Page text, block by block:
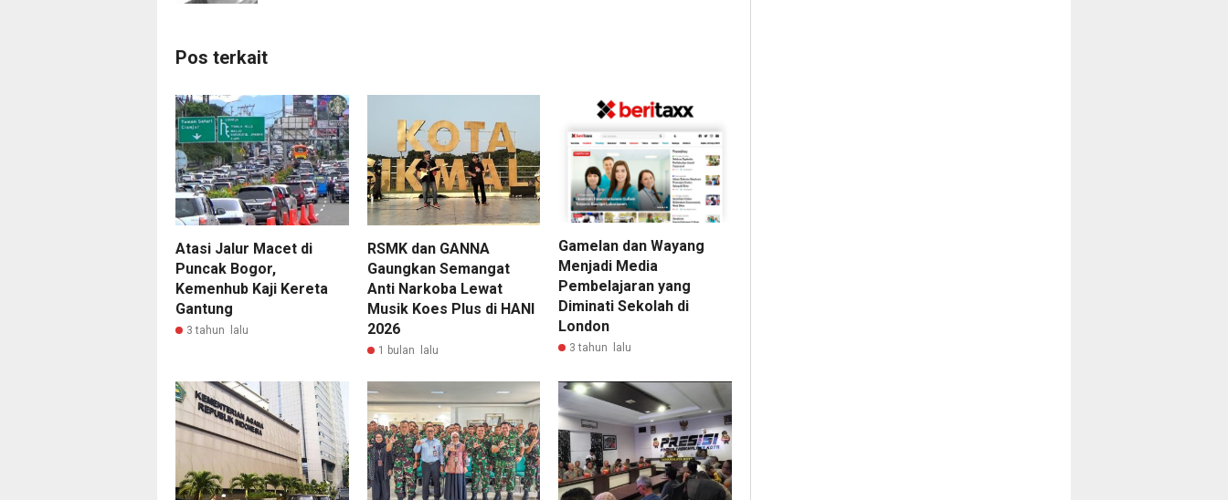
Pos terkait
Atasi Jalur Macet di
Puncak Bogor,
Kemenhub Kaji Kereta
Gantung
3 tahun lalu
RSMK dan GANNA
Gaungkan Semangat
Anti Narkoba Lewat
Musik Koes Plus di HANI
2026
1 bulan lalu
Gamelan dan Wayang
Menjadi Media
Pembelajaran yang
Diminati Sekolah di
London
3 tahun lalu